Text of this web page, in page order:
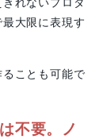
大限に表現す
ことも可能で
不要。
ノ